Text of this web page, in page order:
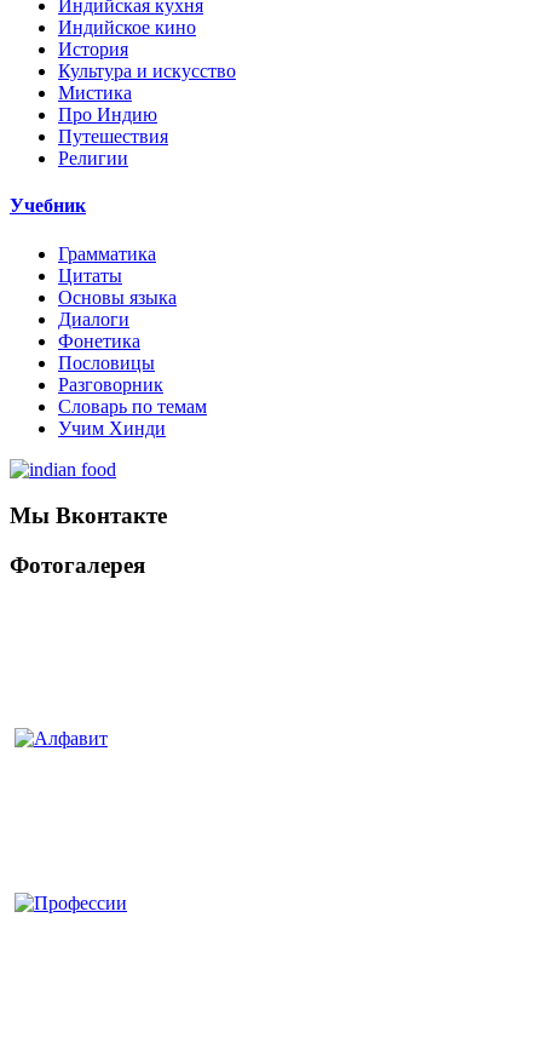
Индийская кухня
Индийское кино
История
Культура и искусство
Мистика
Про Индию
Путешествия
Религии
Учебник
Грамматика
Цитаты
Основы языка
Диалоги
Фонетика
Пословицы
Разговорник
Словарь по темам
Учим Хинди
Мы Вконтакте
Фотогалерея